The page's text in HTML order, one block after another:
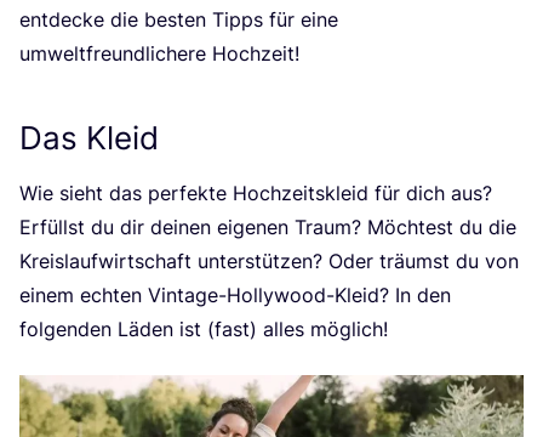
ent­de­cke die bes­ten Tipps für eine
umwelt­freund­li­che­re Hochzeit!
Das Kleid
Wie sieht das per­fek­te Hoch­zeits­kleid für dich aus?
Erfüllst du dir dei­nen eige­nen Traum? Möch­test du die
Kreis­lauf­wirt­schaft unter­stüt­zen? Oder träumst du von
einem ech­ten Vin­ta­ge-Hol­ly­wood-Kleid? In den
fol­gen­den Läden ist (fast) alles möglich!